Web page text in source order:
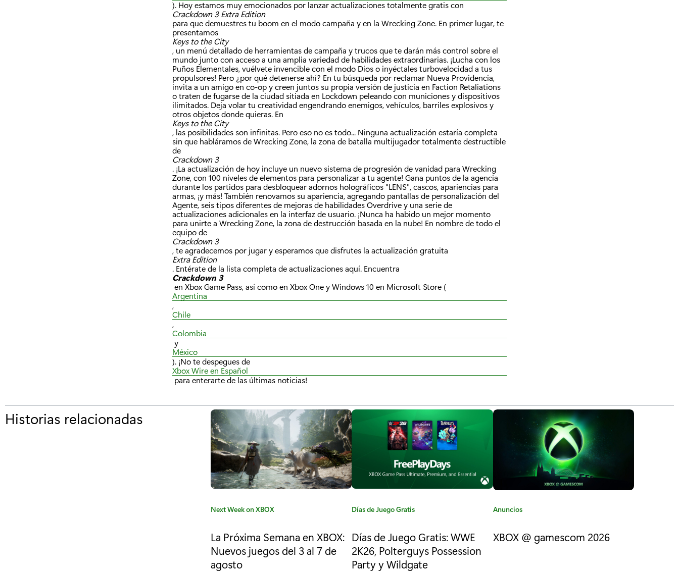
). Hoy estamos muy emocionados por lanzar actualizaciones totalmente gratis con
Crackdown 3 Extra Edition
para que demuestres tu boom en el modo campaña y en la Wrecking Zone. En primer lugar, te
presentamos
Keys to the City
, un menú detallado de herramientas de campaña y trucos que te darán más control sobre el
mundo junto con acceso a una amplia variedad de habilidades extraordinarias. ¡Lucha con los
Puños Elementales, vuélvete invencible con el modo Dios o inyéctales turbovelocidad a tus
propulsores! Pero ¿por qué detenerse ahí? En tu búsqueda por reclamar Nueva Providencia,
invita a un amigo en co-op y creen juntos su propia versión de justicia en Faction Retaliations
o traten de fugarse de la ciudad sitiada en Lockdown peleando con municiones y dispositivos
ilimitados. Deja volar tu creatividad engendrando enemigos, vehículos, barriles explosivos y
otros objetos donde quieras. En
Keys to the City
, las posibilidades son infinitas. Pero eso no es todo... Ninguna actualización estaría completa
sin que habláramos de Wrecking Zone, la zona de batalla multijugador totalmente destructible
de
Crackdown 3
. ¡La actualización de hoy incluye un nuevo sistema de progresión de vanidad para Wrecking
Zone, con 100 niveles de elementos para personalizar a tu agente! Gana puntos de la agencia
durante los partidos para desbloquear adornos holográficos "LENS", cascos, apariencias para
armas, ¡y más! También renovamos su apariencia, agregando pantallas de personalización del
Agente, seis tipos diferentes de mejoras de habilidades Overdrive y una serie de
actualizaciones adicionales en la interfaz de usuario. ¡Nunca ha habido un mejor momento
para unirte a Wrecking Zone, la zona de destrucción basada en la nube! En nombre de todo el
equipo de
Crackdown 3
, te agradecemos por jugar y esperamos que disfrutes la actualización gratuita
Extra Edition
. Entérate de la lista completa de actualizaciones aquí. Encuentra
Crackdown 3
en Xbox Game Pass, así como en Xbox One y Windows 10 en Microsoft Store (
Argentina
,
Chile
,
Colombia
y
México
). ¡No te despegues de
Xbox Wire en Español
para enterarte de las últimas noticias!
Historias relacionadas
C
t
e
g
o
Next Week on XBOX
La Próxima Semana en XBOX:
Nuevos juegos del 3 al 7 de
agosto
C
t
e
g
o
Días de Juego Gratis
Días de Juego Gratis: WWE
2K26, Polterguys Possession
Party y Wildgate
C
t
e
Anuncios
XBOX @ gamescom 2026